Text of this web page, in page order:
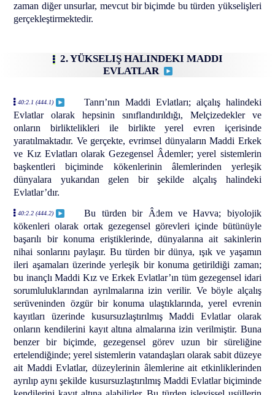
zaman diğer unsurlar, mevcut bir biçimde bu türden yükselişleri
gerçekleştirmektedir.
2. YÜKSELIŞ HALINDEKI MADDI
EVLATLAR
40:2.1 (444.1)
Tanrı’nın Maddi Evlatları; alçalış halindeki
Evlatlar olarak hepsinin sınıflandırıldığı, Melçizedekler ve
onların birliktelikleri ile birlikte yerel evren içerisinde
yaratılmaktadır. Ve gerçekte, evrimsel dünyaların Maddi Erkek
ve Kız Evlatları olarak Gezegensel Âdemler; yerel sistemlerin
başkentleri biçiminde kökenlerinin âlemlerinden yerleşik
dünyalara yukarıdan gelen bir şekilde alçalış halindeki
Evlatlar’dır.
40:2.2 (444.2)
Bu türden bir Âdem ve Havva; biyolojik
kökenleri olarak ortak gezegensel görevleri içinde bütünüyle
başarılı bir konuma eriştiklerinde, dünyalarına ait sakinlerin
nihai sonlarını paylaşır. Bu türden bir dünya, ışık ve yaşamın
ileri aşamaları üzerinde yerleşik bir konuma getirildiği zaman;
bu inançlı Maddi Kız ve Erkek Evlatlar’ın tüm gezegensel idari
sorumluluklarından ayrılmalarına izin verilir. Ve böyle alçalış
serüveninden özgür bir konuma ulaştıklarında, yerel evrenin
kayıtları üzerinde kusursuzlaştırılmış Maddi Evlatlar olarak
onların kendilerini kayıt altına almalarına izin verilmiştir. Buna
benzer bir biçimde, gezegensel görev uzun bir süreliğine
ertelendiğinde; yerel sistemlerin vatandaşları olarak sabit düzeye
ait Maddi Evlatlar, düzeylerinin âlemlerine ait etkinliklerinden
ayrılıp aynı şekilde kusursuzlaştırılmış Maddi Evlatlar biçiminde